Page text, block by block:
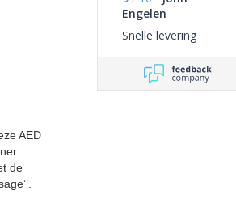
Engelen
Snelle levering
AED
de